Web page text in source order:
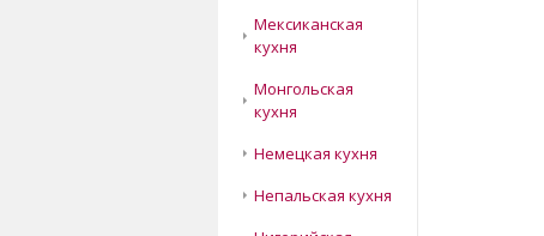
Мексиканская
кухня
Монгольская
кухня
Немецкая кухня
Непальская кухня